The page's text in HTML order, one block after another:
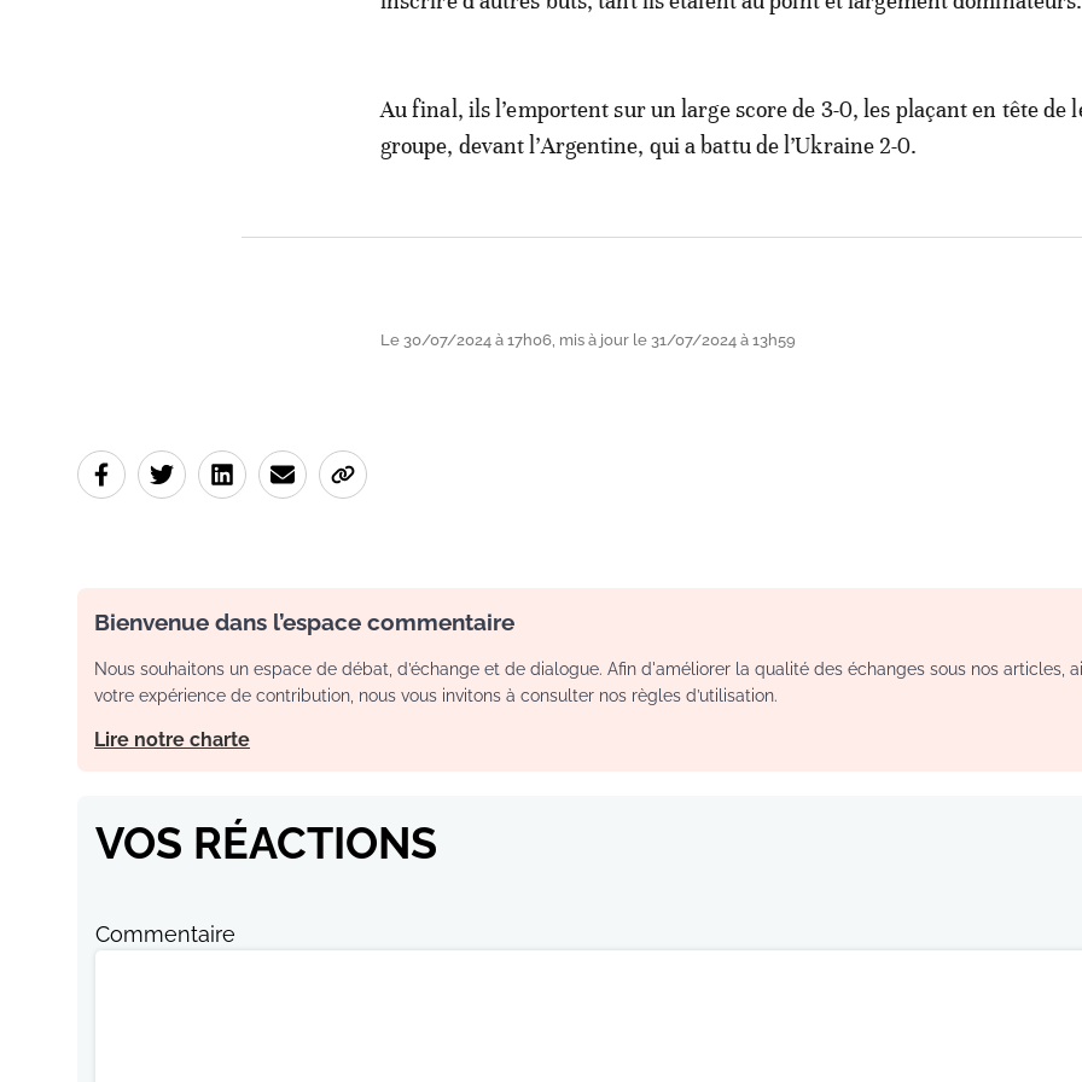
Au final, ils l’emportent sur un large score de 3-0, les plaçant en tête de
groupe, devant l’Argentine, qui a battu de l’Ukraine 2-0.
Le 30/07/2024 à 17h06, mis à jour le 31/07/2024 à 13h59
Bienvenue dans l’espace commentaire
Nous souhaitons un espace de débat, d’échange et de dialogue. Afin d'améliorer la qualité des échanges sous nos articles,
votre expérience de contribution, nous vous invitons à consulter nos règles d’utilisation.
Lire notre charte
VOS RÉACTIONS
Commentaire